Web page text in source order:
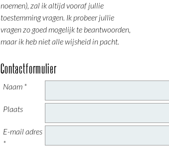
noemen), zal ik altijd vooraf jullie
toestemming vragen. Ik probeer jullie
vragen zo goed mogelijk te beantwoorden,
maar ik heb niet alle wijsheid in pacht.
Contactformulier
Naam *
Plaats
E-mail adres
*